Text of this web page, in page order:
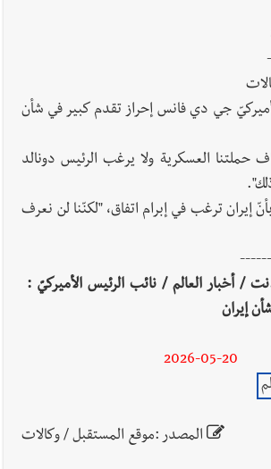
رياض سلامة... هل ننتظر الحقيقة؟
غسان سركيس يرعى تخرّج فوج الفكر والإبداع
منكم حب الوطن والتمسك بالأرض ...
لبنان
جي دي فانس إحراز تقدم كبير في شأن
حملتنا العسكرية ولا يرغب الرئيس دونالد
إيران ترغب في إبرام اتفاق، "لكنّنا لن نعرف
/ أخبار العالم / نائب الرئيس الأميركيّ :
إيران
2026-05-20
المصدر :موقع المستقبل / وكالات